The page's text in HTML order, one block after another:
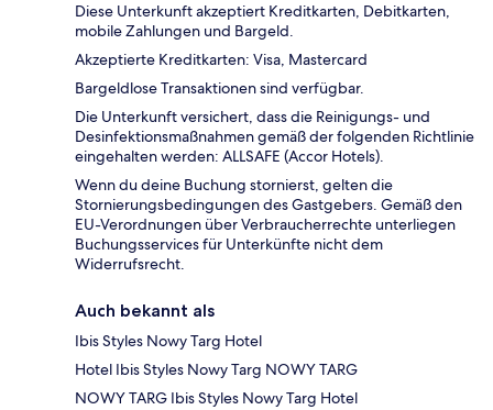
Diese Unterkunft akzeptiert Kreditkarten, Debitkarten,
mobile Zahlungen und Bargeld.
Akzeptierte Kreditkarten: Visa, Mastercard
Bargeldlose Transaktionen sind verfügbar.
Die Unterkunft versichert, dass die Reinigungs- und
Desinfektionsmaßnahmen gemäß der folgenden Richtlinie
eingehalten werden: ALLSAFE (Accor Hotels).
Wenn du deine Buchung stornierst, gelten die
Stornierungsbedingungen des Gastgebers. Gemäß den
EU-Verordnungen über Verbraucherrechte unterliegen
Buchungsservices für Unterkünfte nicht dem
Widerrufsrecht.
Auch bekannt als
Ibis Styles Nowy Targ Hotel
Hotel Ibis Styles Nowy Targ NOWY TARG
NOWY TARG Ibis Styles Nowy Targ Hotel